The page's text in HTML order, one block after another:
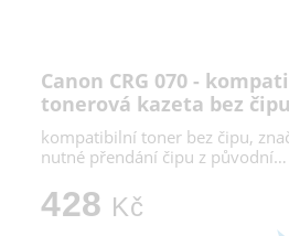
Canon CRG 070 -
tonerová kazeta bez
kompatibilní toner bez čipu,
nutné přendání čipu z původní…
428 Kč